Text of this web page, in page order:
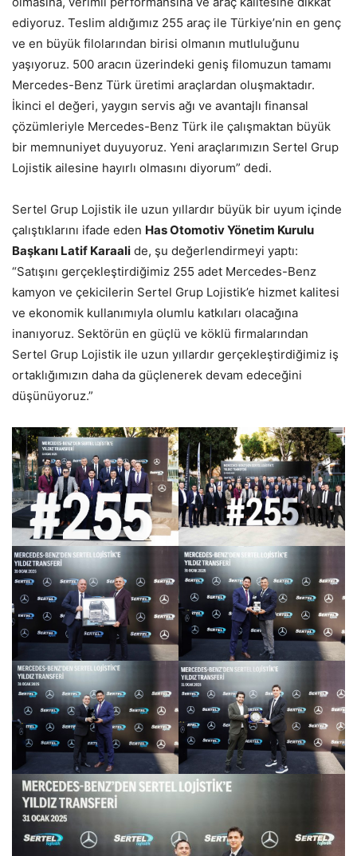
ediyoruz. Teslim aldığımız 255 araç ile Türkiye’nin en genç
ve en büyük filolarından birisi olmanın mutluluğunu
yaşıyoruz. 500 aracın üzerindeki geniş filomuzun tamamı
Mercedes-Benz Türk üretimi araçlardan oluşmaktadır.
İkinci el değeri, yaygın servis ağı ve avantajlı finansal
çözümleriyle Mercedes-Benz Türk ile çalışmaktan büyük
bir memnuniyet duyuyoruz. Yeni araçlarımızın Sertel Grup
Lojistik ailesine hayırlı olmasını diyorum” dedi.
Sertel Grup Lojistik ile uzun yıllardır büyük bir uyum içinde
çalıştıklarını ifade eden Has Otomotiv Yönetim Kurulu
Başkanı Latif Karaali de, şu değerlendirmeyi yaptı:
“Satışını gerçekleştirdiğimiz 255 adet Mercedes-Benz
kamyon ve çekicilerin Sertel Grup Lojistik’e hizmet kalitesi
ve ekonomik kullanımıyla olumlu katkıları olacağına
inanıyoruz. Sektörün en güçlü ve köklü firmalarından
Sertel Grup Lojistik ile uzun yıllardır gerçekleştirdiğimiz iş
ortaklığımızın daha da güçlenerek devam edeceğini
düşünüyoruz.”